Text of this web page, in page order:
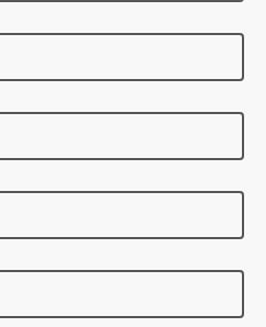
Helena Nybloms sagor
ord om 1914 års psalmboksförslag
var en mycket intagande samling av unga flickor…”
Telegram till Maria Olander
Valborg Olander på hennes 70-årsdag 14 maj 1931]
[Tal till nämndeman Olof Olsson]
helt plötsligt sammanträdde med fröken Selma Lagerlöf av 1880…”
mötte Er själv från 20-årsåldern, hur tror Ni att det mötet skulle avlöpa?” [Enquêtesvar]